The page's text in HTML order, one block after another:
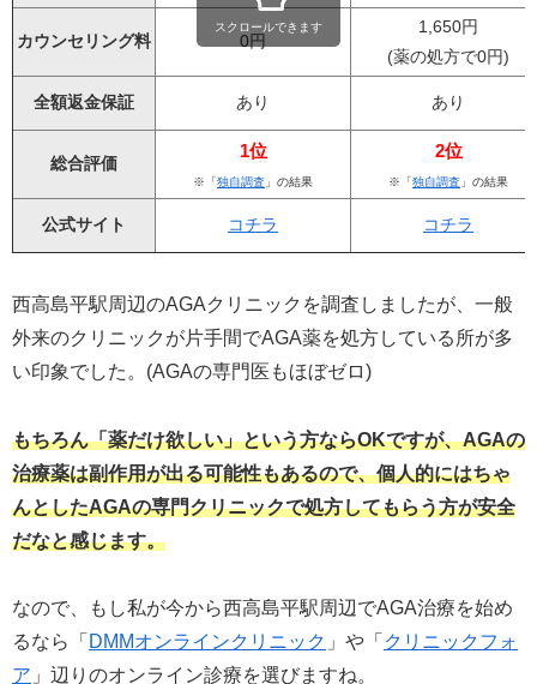
カウンセリング料 0円
1,650円
(薬の処方で0円)
全額返金保証 あり あり
総合評価
1位
※「独自調査 」の結果
2位
※「独自調査 」の結果
公式サイト コチラ コチラ
スクロールできます
西高島平駅周辺のAGAクリニックを調査しましたが、一般
外来のクリニックが片手間でAGA薬を処方している所が多
い印象でした。(AGAの専門医もほぼゼロ)
もちろん「薬だけ欲しい」という方ならOKですが、AGAの
治療薬は副作用が出る可能性もあるので、個人的にはちゃ
んとしたAGAの専門クリニックで処方してもらう方が安全
だなと感じます。
なので、もし私が今から西高島平駅周辺でAGA治療を始め
るなら「 DMMオンラインクリニック 」や「 クリニックフォ
ア 」辺りのオンライン診療を選びますね。